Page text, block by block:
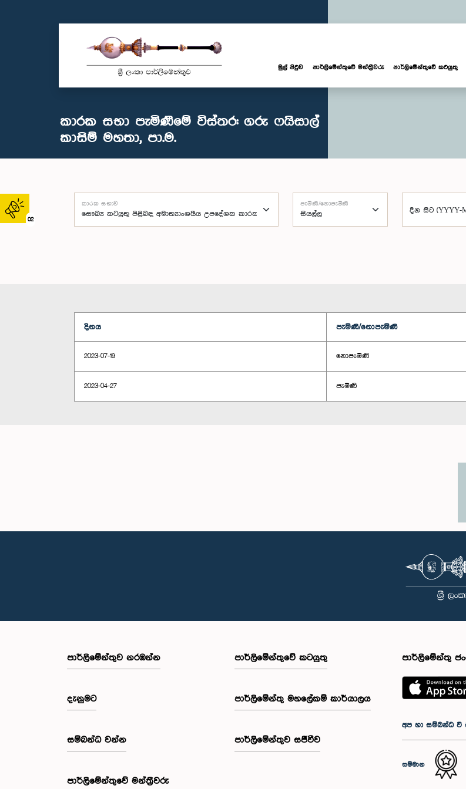
02
මුල් පිටුව පාර්ලි‌මේන්තුවේ මන්ත්‍රීවරු පාර්ලිමේන්තුවේ කටයුතු
කාරක සභා පැමිණීමේ විස්තර: ගරු ෆයිසාල්
කාසිම් මහතා, පා.ම.
කාරක සභාව පැමිණි/නොපැමිණි
දින සිට (YYYY-
දිනය පැමිණි/නොපැමිණි
2023-07-19 නොපැමිණි
2023-04-27 පැමිණි
පාර්ලි‌මේන්තුව නරඹන්න
දැනුමට
සම්බන්ධ වන්න
පාර්ලි‌මේන්තුවේ මන්ත්‍රීවරු
පාර්ලිමේන්තුවේ කටයුතු
පාර්ලිමේන්තු මහලේකම් කාර්යාලය
පාර්ලිමේන්තුව සජීවීව
පාර්ලිමේන්තු
අප හා සම්බන්ධ
සම්මාන